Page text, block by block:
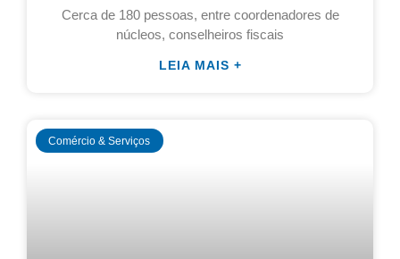
Cerca de 180 pessoas, entre coordenadores de
núcleos, conselheiros fiscais
LEIA MAIS +
Comércio & Serviços